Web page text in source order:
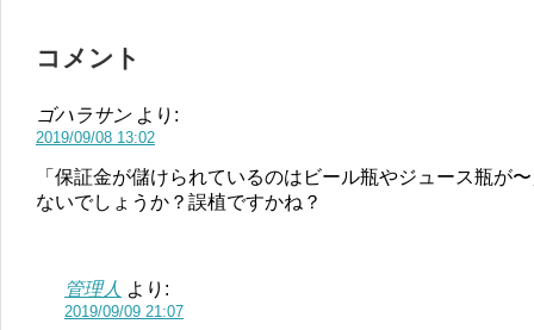
コメント
ゴハラサン より:
2019/09/08 13:02
「保証金が儲けられているのはビール瓶やジュース瓶が
ないでしょうか？誤植ですかね？
管理人 より:
2019/09/09 21:07